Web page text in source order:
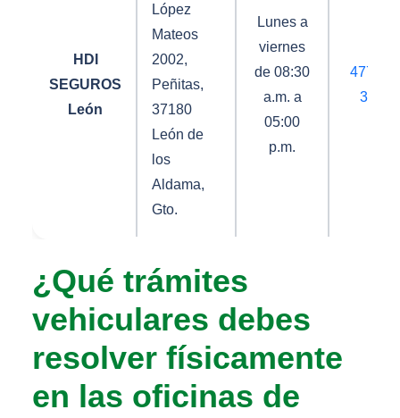
HDI
SEGUROS
León
López
Mateos
2002,
Peñitas,
37180
León de
los
Aldama,
Gto.
Lunes a
viernes
de 08:30
a.m. a
05:00
p.m.
477
3727
¿Qué trámites
vehiculares debes
resolver físicamente
en las oficinas de